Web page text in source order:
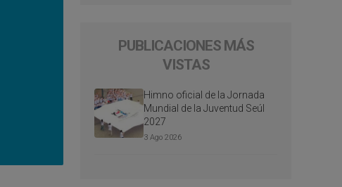
PUBLICACIONES MÁS
VISTAS
Himno oficial de la Jornada
Mundial de la Juventud Seúl
2027
3 Ago 2026